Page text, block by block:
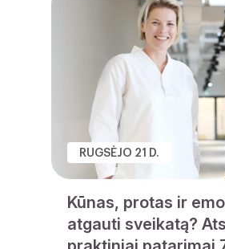
RUGSĖJO 21 D.
Kūnas, protas ir
atgauti sveikatą?